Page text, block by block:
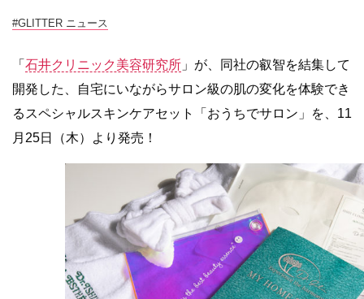
#GLITTER ニュース
「 石井クリニック美容研究所 」が、同社の叡智を結集して
開発した、自宅にいながらサロン級の肌の変化を体験でき
るスペシャルスキンケアセット「おうちでサロン」を、11
月25日（木）より発売！